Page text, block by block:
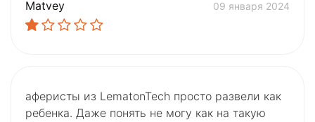
Matvey
09 января 2024
аферисты из LematonTech просто развели как
ребенка. Даже понять не могу как на такую